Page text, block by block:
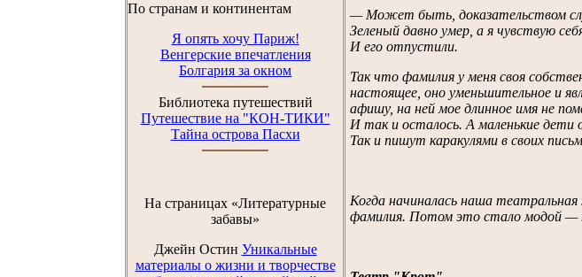
По странам и континентам
Я опять хочу Париж!
Венгерские впечатления
Болгария за окном
Библиотека путешествий
Путешествие на "КОН-ТИКИ"
Тайна острова Пасхи
На страницах «Литературные
забавы»
Джейн Остин Уникальные
материалы о жизни и творчестве
— Может быть, доказательством
Зеленый давно умер, а я чувствую
И его отпустили.
Так что фамилия у меня своя
настоящее, оно уменьшительное и
афишу, на ней мое длинное имя не
И так и осталось. А маленькие
Так и пишут каракулями в своих
Когда начиналась наша
фамилия. Потом это стало модой —